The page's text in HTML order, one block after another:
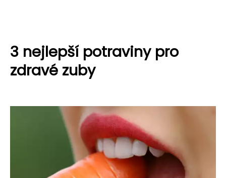
3 nejlepší potraviny pro
zdravé zuby